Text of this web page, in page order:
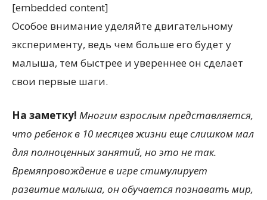
[embedded content]
Особое внимание уделяйте двигательному
эксперименту, ведь чем больше его будет у
малыша, тем быстрее и увереннее он сделает
свои первые шаги.
На заметку! Многим взрослым представляется,
что ребенок в 10 месяцев жизни еще слишком мал
для полноценных занятий, но это не так.
Времяпровождение в игре стимулирует
развитие малыша, он обучается познавать мир,